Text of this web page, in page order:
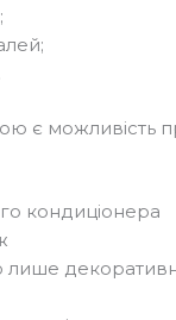
є можливість
кондиціонера